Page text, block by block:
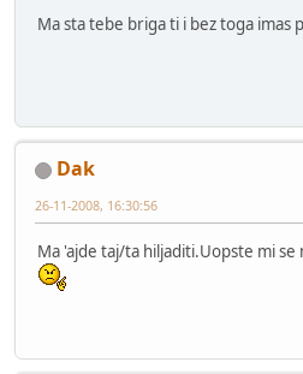
Ma sta tebe briga ti i bez toga imas
Dak
26-11-2008, 16:30:56
Ma 'ajde taj/ta hiljaditi.Uopste mi se